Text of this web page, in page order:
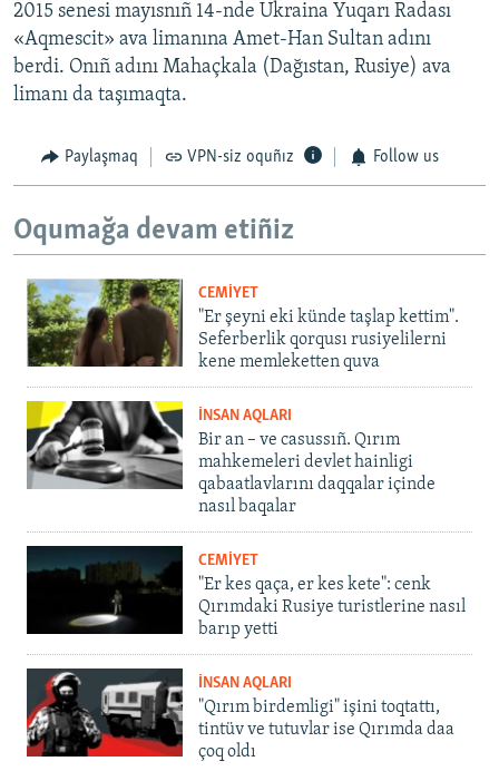
2015 senesi mayısnıñ 14-nde Ukraina Yuqarı Radası
«Aqmescit» ava limanına Amet-Han Sultan adını
berdi. Onıñ adını Mahaçkala (Dağıstan, Rusiye) ava
limanı da taşımaqta.
Paylaşmaq VPN-siz oquñız Follow us
Oqumağa devam etiñiz
CEMİYET
"Er şeyni eki künde taşlap kettim".
Seferberlik qorqusı rusiyelilerni
kene memleketten quva
İNSAN AQLARI
Bir an – ve casussıñ. Qırım
mahkemeleri devlet hainligi
qabaatlavlarını daqqalar içinde
nasıl baqalar
CEMİYET
"Er kes qaça, er kes kete": cenk
Qırımdaki Rusiye turistlerine nasıl
barıp yetti
İNSAN AQLARI
"Qırım birdemligi" işini toqtattı,
tintüv ve tutuvlar ise Qırımda daa
çoq oldı